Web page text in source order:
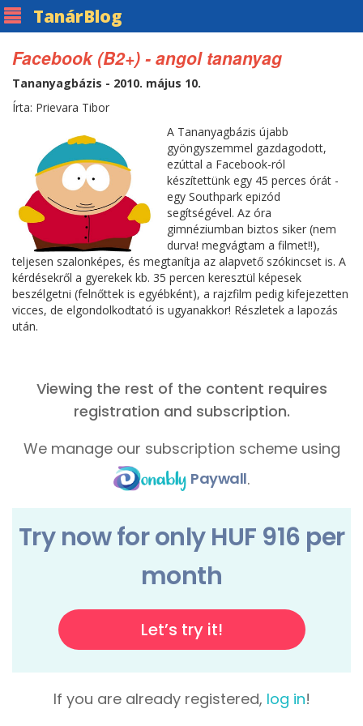
TanárBlog
Facebook (B2+) - angol tananyag
Tananyagbázis - 2010. május 10.
Írta: Prievara Tibor
A Tananyagbázis újabb
gyöngyszemmel gazdagodott,
ezúttal a Facebook-ról
készítettünk egy 45 perces órát -
egy Southpark epizód
segítségével. Az óra
gimnéziumban biztos siker (nem
durva! megvágtam a filmet!!),
teljesen szalonképes, és megtanítja az alapvető szókincset is. A
kérdésekről a gyerekek kb. 35 percen keresztül képesek
beszélgetni (felnőttek is egyébként), a rajzfilm pedig kifejezetten
vicces, de elgondolkodtató is ugyanakkor! Részletek a lapozás
után.